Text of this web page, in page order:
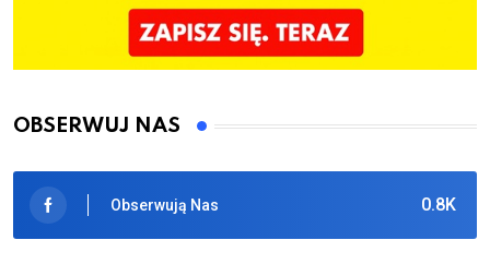
OBSERWUJ NAS
0.8K
Obserwują Nas